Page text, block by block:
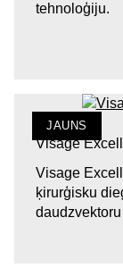
tehnoloģiju.
JAUNS
Visage
Visage
ķirurģisku